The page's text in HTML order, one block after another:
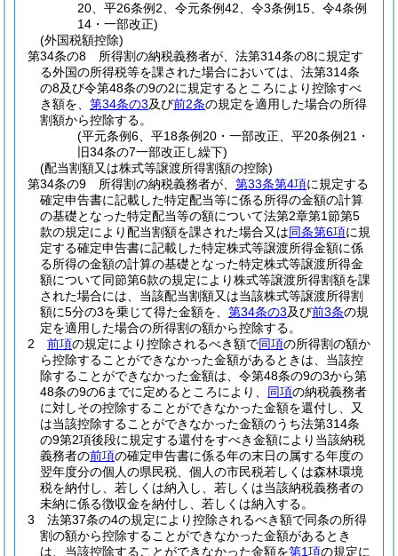
20、平26条例2、令元条例42、令3条例15、令4条例
14・一部改正)
(外国税額控除)
第34条の8
所得割の納税義務者が、法第314条の8に規定す
る外国の所得税等を課された場合においては、法第314条
の8及び令第48条の9の2に規定するところにより控除すべ
き額を、 第34条の3及び前2条の規定を適用した場合の所得
割額から控除する。
(平元条例6、平18条例20・一部改正、平20条例21・
旧34条の7一部改正し繰下)
(配当割額又は株式等譲渡所得割額の控除)
第34条の9
所得割の納税義務者が、 第33条第4項に規定する
確定申告書に記載した特定配当等に係る所得の金額の計算
の基礎となった特定配当等の額について法第2章第1節第5
款の規定により配当割額を課された場合又は同条第6項に規
定する確定申告書に記載した特定株式等譲渡所得金額に係
る所得の金額の計算の基礎となった特定株式等譲渡所得金
額について同節第6款の規定により株式等譲渡所得割額を課
された場合には、当該配当割額又は当該株式等譲渡所得割
額に5分の3を乗じて得た金額を、 第34条の3及び前3条の規
定を適用した場合の所得割の額から控除する。
2
前項の規定により控除されるべき額で同項の所得割の額か
ら控除することができなかった金額があるときは、当該控
除することができなかった金額は、令第48条の9の3から第
48条の9の6までに定めるところにより、 同項の納税義務者
に対しその控除することができなかった金額を還付し、又
は当該控除することができなかった金額のうち法第314条
の9第2項後段に規定する還付をすべき金額により当該納税
義務者の前項の確定申告書に係る年の末日の属する年度の
翌年度分の個人の県民税、個人の市民税若しくは森林環境
税を納付し、若しくは納入し、若しくは当該納税義務者の
未納に係る徴収金を納付し、若しくは納入する。
3
法第37条の4の規定により控除されるべき額で同条の所得
割の額から控除することができなかった金額があるとき
は、当該控除することができなかった金額を第1項の規定に